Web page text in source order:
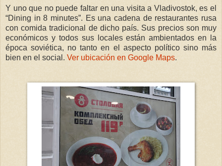
Y uno que no puede faltar en una visita a Vladivostok, es el
“Dining in 8 minutes”. Es una cadena de restaurantes rusa
con comida tradicional de dicho país. Sus precios son muy
económicos y todos sus locales están ambientados en la
época soviética, no tanto en el aspecto político sino más
bien en el social. Ver ubicación en Google Maps.